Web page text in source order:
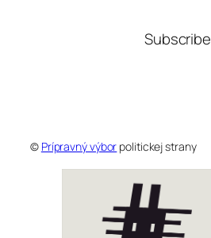
Subscribe
© Prípravný výbor politickej strany